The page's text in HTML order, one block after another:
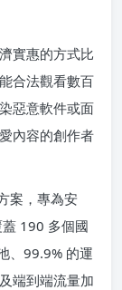
實惠的方式比
合法觀看數百
惡意軟件或面
內容的創作者
案，專為安
190 多個國
、99.9% 的運
端到端流量加